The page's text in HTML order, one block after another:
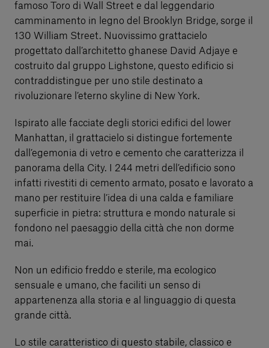
famoso Toro di Wall Street e dal leggendario
camminamento in legno del Brooklyn Bridge, sorge il
130 William Street. Nuovissimo grattacielo
progettato dall’architetto ghanese David Adjaye e
costruito dal gruppo Lighstone, questo edificio si
contraddistingue per uno stile destinato a
rivoluzionare l’eterno skyline di New York.
Ispirato alle facciate degli storici edifici del lower
Manhattan, il grattacielo si distingue fortemente
dall’egemonia di vetro e cemento che caratterizza il
panorama della City. I 244 metri dell’edificio sono
infatti rivestiti di cemento armato, posato e lavorato a
mano per restituire l’idea di una calda e familiare
superficie in pietra: struttura e mondo naturale si
fondono nel paesaggio della città che non dorme
mai.
Non un edificio freddo e sterile, ma ecologico
sensuale e umano, che faciliti un senso di
appartenenza alla storia e al linguaggio di questa
grande città.
Lo stile caratteristico di questo stabile, classico e